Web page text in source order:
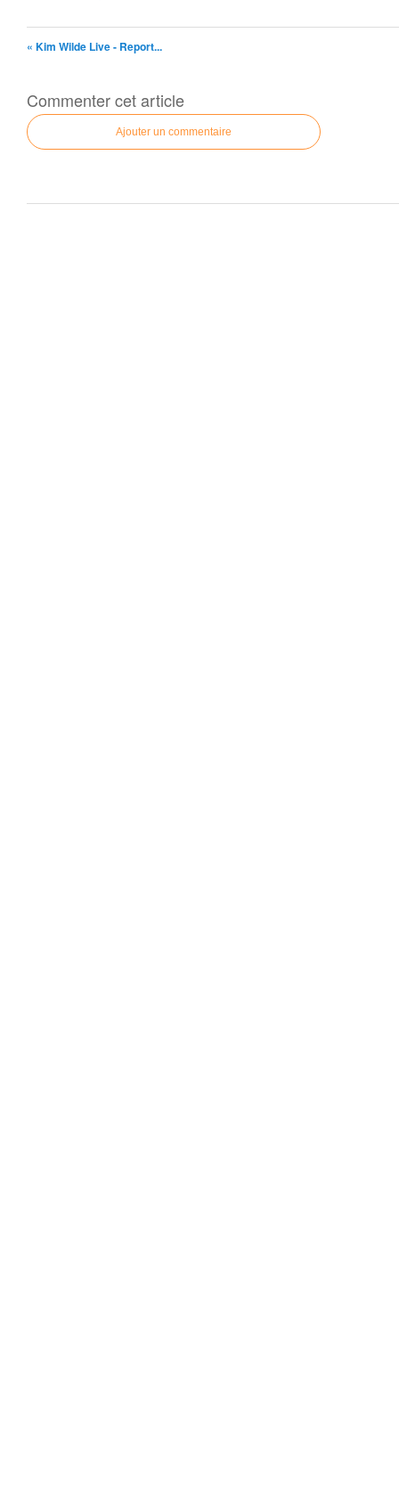
« Kim Wilde Live - Report...
Commenter cet article
Ajouter un commentaire